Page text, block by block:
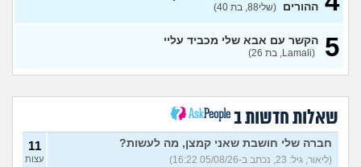
אני רוצה לנתק איתו קשר ולא
נערה בת 18 שרוצה לצאת
ההורים
(אנונימי, בת 18)
סבתא אהובה, בודדה
ומשתוללת (רק נכד, בן 28)
4
האם אח שלי מקנא/שונא את
אשתי?
(אורי, בן 33)
8
עצות
ההורים (שלי88, בת 40)
5 הקשר עם אבא שלי מכביד עליי
(Lamali, בת 26)
שאלות חדשות ב
חברה שלי חושבת שאני קמצן, מה לעשות?
(ליאור, גיל: 23, נכתב ב-05/08/26 16:22)
11
עצות